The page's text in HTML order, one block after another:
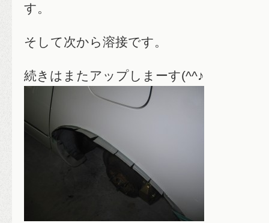
す。
そして次から溶接です。
続きはまたアップしまーす(^^♪